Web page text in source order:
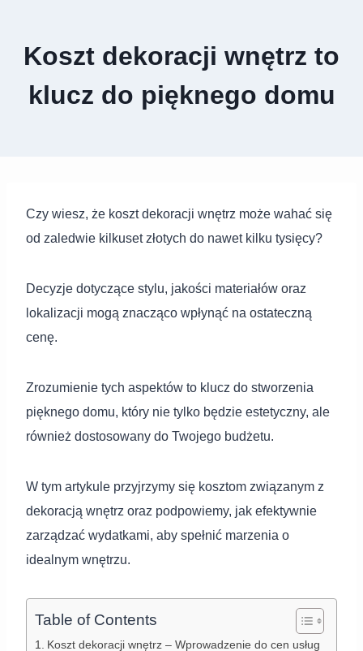
Koszt dekoracji wnętrz to
klucz do pięknego domu
Czy wiesz, że koszt dekoracji wnętrz może wahać się
od zaledwie kilkuset złotych do nawet kilku tysięcy?
Decyzje dotyczące stylu, jakości materiałów oraz
lokalizacji mogą znacząco wpłynąć na ostateczną
cenę.
Zrozumienie tych aspektów to klucz do stworzenia
pięknego domu, który nie tylko będzie estetyczny, ale
również dostosowany do Twojego budżetu.
W tym artykule przyjrzymy się kosztom związanym z
dekoracją wnętrz oraz podpowiemy, jak efektywnie
zarządzać wydatkami, aby spełnić marzenia o
idealnym wnętrzu.
Table of Contents
Koszt dekoracji wnętrz – Wprowadzenie do cen usług